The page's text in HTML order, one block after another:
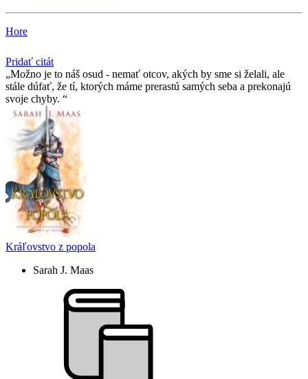
Hore
Pridať citát
Možno je to náš osud - nemať otcov, akých by sme si želali, ale
stále dúfať, že tí­, ktorých máme prerastú samých seba a prekonajú
svoje chyby.
Kráľovstvo z popola
Sarah J. Maas